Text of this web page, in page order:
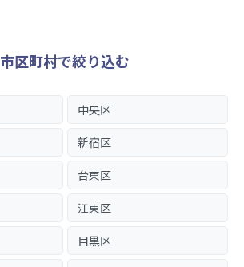
市区町村で絞り込む
中央区
新宿区
台東区
江東区
目黒区